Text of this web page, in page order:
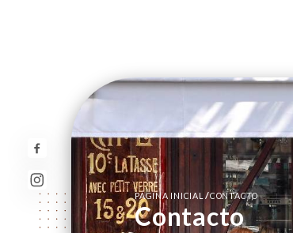
PÁGINA INICIAL/CONTACTO
Contacto